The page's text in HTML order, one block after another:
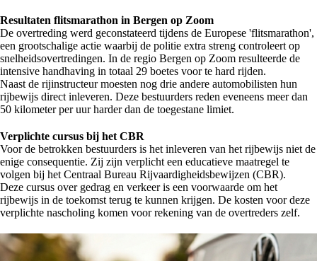
Resultaten flitsmarathon in Bergen op Zoom
De overtreding werd geconstateerd tijdens de Europese 'flitsmarathon',
een grootschalige actie waarbij de politie extra streng controleert op
snelheidsovertredingen. In de regio Bergen op Zoom resulteerde de
intensive handhaving in totaal 29 boetes voor te hard rijden.
Naast de rijinstructeur moesten nog drie andere automobilisten hun
rijbewijs direct inleveren. Deze bestuurders reden eveneens meer dan
50 kilometer per uur harder dan de toegestane limiet.
Verplichte cursus bij het CBR
Voor de betrokken bestuurders is het inleveren van het rijbewijs niet de
enige consequentie. Zij zijn verplicht een educatieve maatregel te
volgen bij het Centraal Bureau Rijvaardigheidsbewijzen (CBR).
Deze cursus over gedrag en verkeer is een voorwaarde om het
rijbewijs in de toekomst terug te kunnen krijgen. De kosten voor deze
verplichte nascholing komen voor rekening van de overtreders zelf.